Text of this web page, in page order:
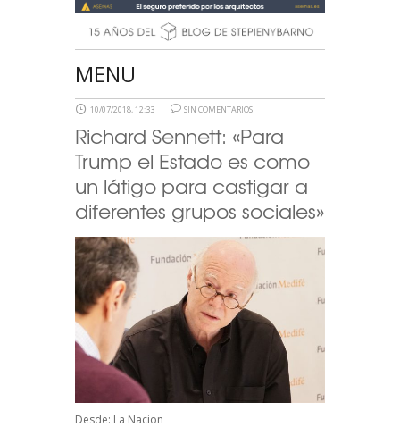
MENU
10/07/2018, 12:33 SIN COMENTARIOS
Richard Sennett: «Para
Trump el Estado es como
un látigo para castigar a
diferentes grupos sociales»
Desde: La Nacion